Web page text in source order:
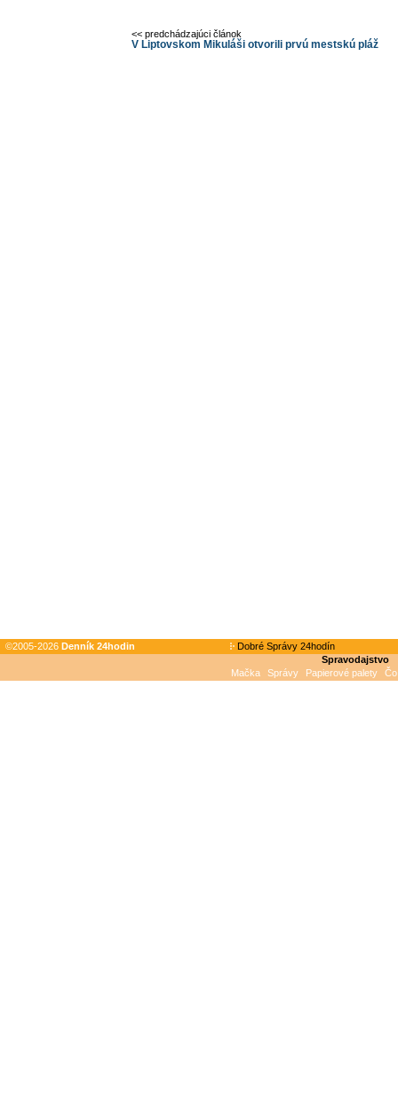
<< predchádzajúci článok
V Liptovskom Mikuláši otvorili prvú mestskú pláž
©2005-2026 Denník 24hodin
Dobré Správy 24hodín
Spravodajstvo
Mačka
Správy Papierové palety